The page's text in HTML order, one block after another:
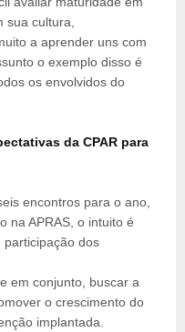
sua cultura,
a aprender uns com
o exemplo disso é
os envolvidos do
da CPAR para
encontros para o ano,
na APRAS, o intuito é
dos
em conjunto, buscar a
o crescimento do
implantada.